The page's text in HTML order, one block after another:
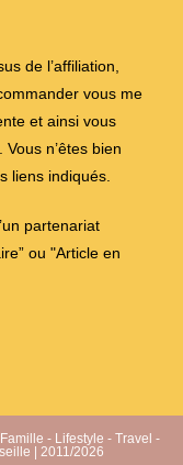
de l’affiliation,
vous me
et ainsi vous
n’êtes bien
liens indiqués.
partenariat
ou "Article en
- Lifestyle - Travel -
| 2011/2026